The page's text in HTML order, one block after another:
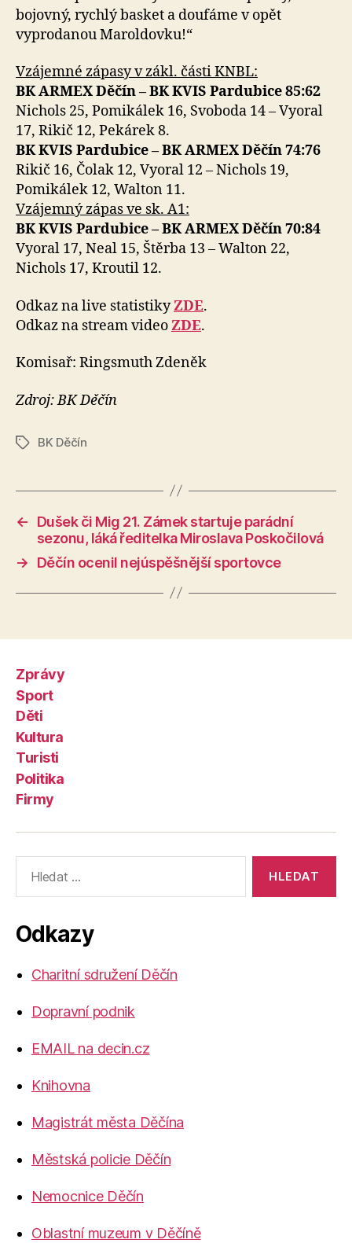
bojovný, rychlý basket a doufáme v opět
vyprodanou Maroldovku!“
Vzájemné zápasy v zákl. části KNBL:
BK ARMEX Děčín – BK KVIS Pardubice 85:62
Nichols 25, Pomikálek 16, Svoboda 14 – Vyoral
17, Rikič 12, Pekárek 8.
BK KVIS Pardubice – BK ARMEX Děčín 74:76
Rikič 16, Čolak 12, Vyoral 12 – Nichols 19,
Pomikálek 12, Walton 11.
Vzájemný zápas ve sk. A1:
BK KVIS Pardubice – BK ARMEX Děčín 70:84
Vyoral 17, Neal 15, Štěrba 13 – Walton 22,
Nichols 17, Kroutil 12.
Odkaz na live statistikyZDE.
Odkaz na stream videoZDE.
Komisař: Ringsmuth Zdeněk
Zdroj: BK Děčín
ŠtítkyBK Děčín
←
Dušek či Mig 21. Zámek startuje parádní
sezonu, láká ředitelka Miroslava Poskočilová
→
Děčín ocenil nejúspěšnější sportovce
Zprávy
Sport
Děti
Kultura
Turisti
Politika
Firmy
vyhledávání:
Odkazy
Charitní sdružení Děčín
Dopravní podnik
EMAIL na decin.cz
Knihovna
Magistrát města Děčína
Městská policie Děčín
Nemocnice Děčín
Oblastní muzeum v Děčíně